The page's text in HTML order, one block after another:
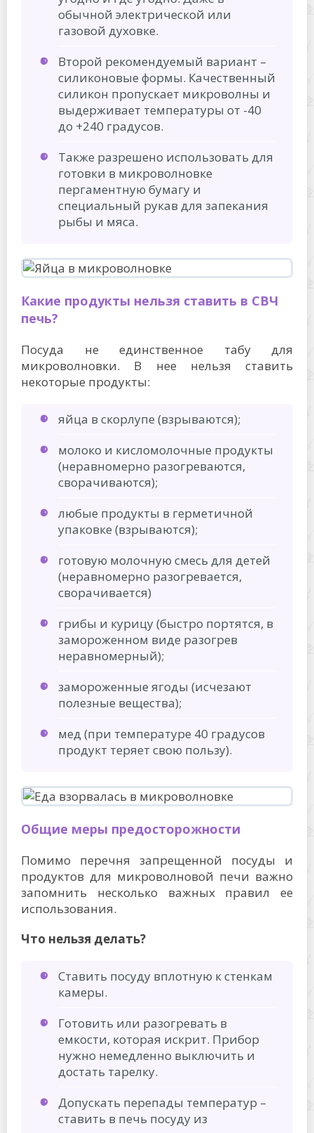
обычной электрической или
газовой духовке.
Второй рекомендуемый вариант –
силиконовые формы. Качественный
силикон пропускает микроволны и
выдерживает температуры от -40
до +240 градусов.
Также разрешено использовать для
готовки в микроволновке
пергаментную бумагу и
специальный рукав для запекания
рыбы и мяса.
Какие продукты нельзя ставить в СВЧ
печь?
Посуда не единственное табу для
микроволновки. В нее нельзя ставить
некоторые продукты:
яйца в скорлупе (взрываются);
молоко и кисломолочные продукты
(неравномерно разогреваются,
сворачиваются);
любые продукты в герметичной
упаковке (взрываются);
готовую молочную смесь для детей
(неравномерно разогревается,
сворачивается)
грибы и курицу (быстро портятся, в
замороженном виде разогрев
неравномерный);
замороженные ягоды (исчезают
полезные вещества);
мед (при температуре 40 градусов
продукт теряет свою пользу).
Общие меры предосторожности
Помимо перечня запрещенной посуды и
продуктов для микроволновой печи важно
запомнить несколько важных правил ее
использования.
Что нельзя делать?
Ставить посуду вплотную к стенкам
камеры.
Готовить или разогревать в
емкости, которая искрит. Прибор
нужно немедленно выключить и
достать тарелку.
Допускать перепады температур –
ставить в печь посуду из